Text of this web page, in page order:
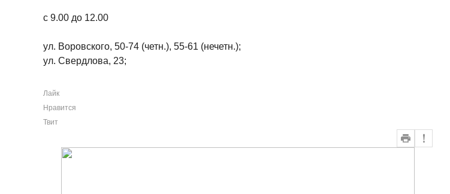
с 9.00 до 12.00
ул. Воровского, 50-74 (четн.), 55-61 (нечетн.);
ул. Свердлова, 23;
Лайк
Нравится
Твит